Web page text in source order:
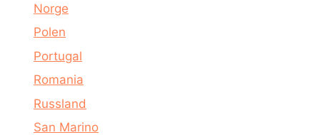
Norge
Polen
Portugal
Romania
Russland
San Marino